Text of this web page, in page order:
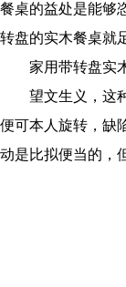
餐桌的益处是能够
转盘的实木餐桌就
家用带转盘实
望文生义，这种
便可本人旋转，缺
动是比拟便当的，